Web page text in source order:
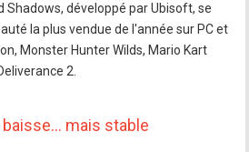
Shadows, développé par Ubisoft, se
la plus vendue de l'année sur PC et
Monster Hunter Wilds, Mario Kart
2.
mais stable